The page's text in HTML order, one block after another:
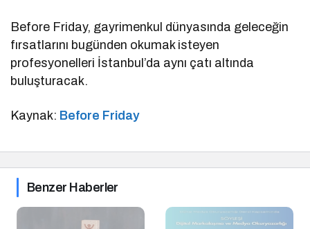
Before Friday, gayrimenkul dünyasında geleceğin
fırsatlarını bugünden okumak isteyen
profesyonelleri İstanbul’da aynı çatı altında
buluşturacak.
Kaynak: Before Friday
Benzer Haberler